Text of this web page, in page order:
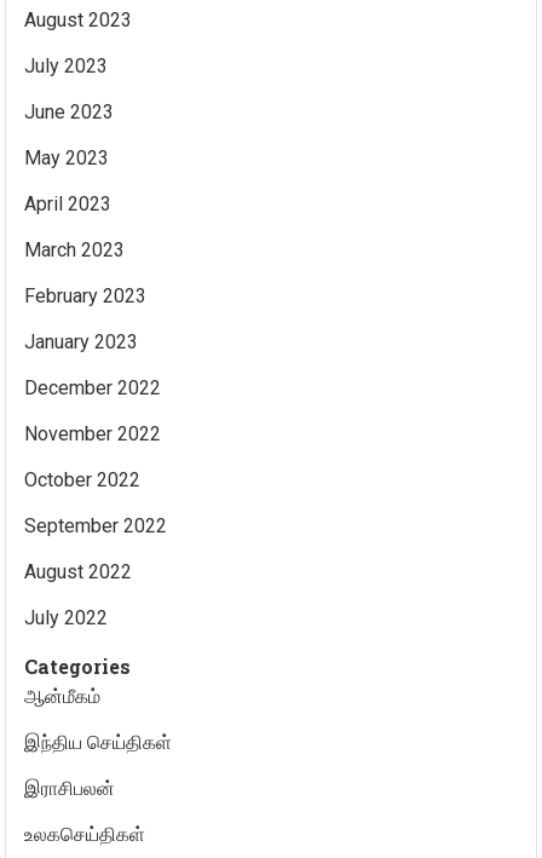
August 2023
July 2023
June 2023
May 2023
April 2023
March 2023
February 2023
January 2023
December 2022
November 2022
October 2022
September 2022
August 2022
July 2022
Categories
ஆன்மீகம்
இந்திய செய்திகள்
இராசிபலன்
உலகசெய்திகள்